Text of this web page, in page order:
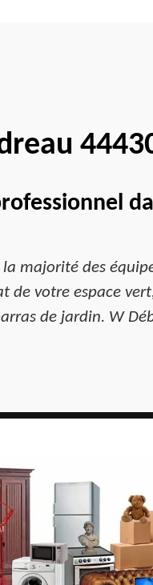
majorité des
de votre espace
de jardin. W